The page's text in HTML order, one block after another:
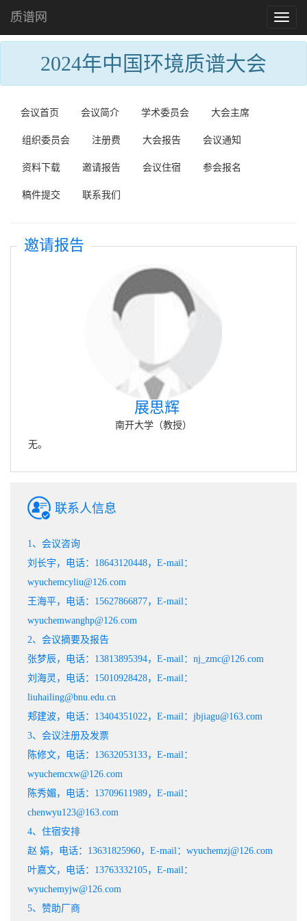
2024年中国环境质谱大会
Toggle
质谱网
会议首页 会议简介 学术委员会 大会主席
组织委员会 注册费 大会报告 会议通知
资料下载 邀请报告 会议住宿 参会报名
稿件提交 联系我们
邀请报告
展思辉
南开大学（教授）
无。
联系人信息
1、会议咨询
刘长宇，电话：18643120448，E-mail：
wyuchemcyliu@126.com
王海平，电话：15627866877，E-mail：
wyuchemwanghp@126.com
2、会议摘要及报告
张梦辰，电话：13813895394，E-mail：nj_zmc@126.com
刘海灵，电话：15010928428，E-mail：
liuhailing@bnu.edu.cn
郏建波，电话：13404351022，E-mail：jbjiagu@163.com
3、会议注册及发票
陈修文，电话：13632053133，E-mail：
wyuchemcxw@126.com
陈秀媚，电话：13709611989，E-mail：
chenwyu123@163.com
4、住宿安排
赵 娟，电话：13631825960，E-mail：wyuchemzj@126.com
叶嘉文，电话：13763332105，E-mail：
wyuchemyjw@126.com
5、赞助厂商